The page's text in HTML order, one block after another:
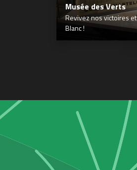
Musée des Verts
Revivez nos victoires
Blanc !